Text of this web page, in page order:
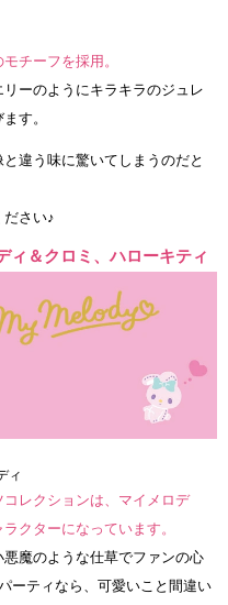
チーフを採用。
ーのようにキラキラのジュレ
す。
違う味に驚いてしまうのだと
さい♪
＆クロミ、ハローキティ
ィ
レクションは、マイメロデ
クターになっています。
魔のような仕草でファンの心
ーティなら、可愛いこと間違い